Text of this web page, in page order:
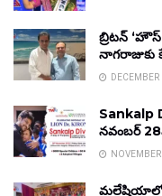
బ్రిటన్
నాగరాజుకు
Sankalp
నవంబర్
మలేషియాలో